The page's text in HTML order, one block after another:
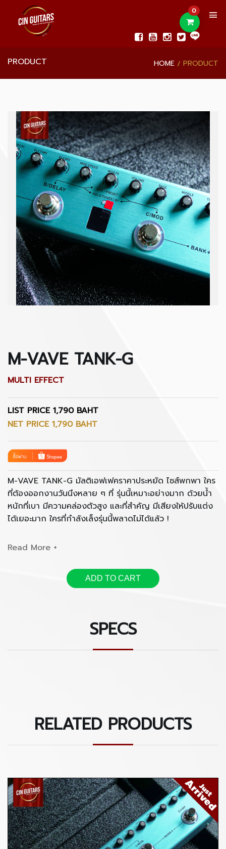
0
PRODUCT HOME PRODUCT
M-VAVE TANK-G
MULTI EFFECT
LIST PRICE 1,790 BAHT
NET PRICE 1,790 BAHT
M-VAVE TANK-G มัลติเอฟเฟคราคาประหยัด ไซส์พกพา ใคร
ที่ต้องออกงานวันนึงหลาย ๆ ที่ รุ่นนี้เหมาะอย่างมาก ด้วยน้ำ
หนักที่เบา มีความคล่องตัวสูง และที่สำคัญ มีเสียงให้ปรับแต่ง
ได้เยอะมาก ใครที่กำลังเล็งรุ่นนี้พลาดไม่ได้แล้ว !
-Noise Gate
-Preamp 9 ช่อง
-8 IR CAB slots
- Tuner
ADD TO CART
SPECS
RELATED PRODUCTS